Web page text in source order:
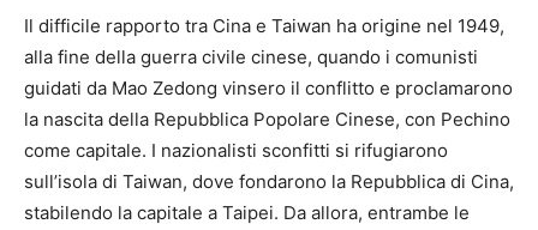
Il difficile rapporto tra Cina e Taiwan ha origine nel 1949,
alla fine della guerra civile cinese, quando i comunisti
guidati da Mao Zedong vinsero il conflitto e proclamarono
la nascita della Repubblica Popolare Cinese, con Pechino
come capitale. I nazionalisti sconfitti si rifugiarono
sull’isola di Taiwan, dove fondarono la Repubblica di Cina,
stabilendo la capitale a Taipei. Da allora, entrambe le